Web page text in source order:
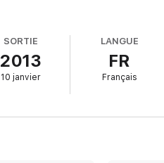
SORTIE
2013
10 janvier
LANGUE
FR
Français